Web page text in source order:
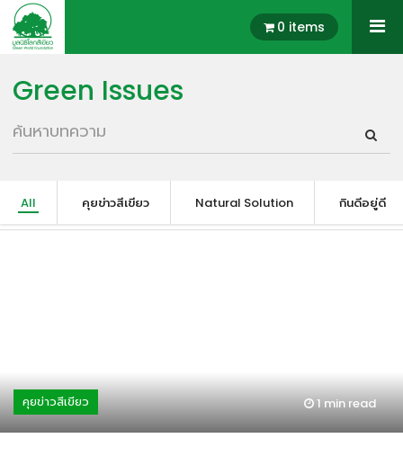
0 items
Green Issues
All คุยข่าวสีเขียว Natural Solution กินดีอยู่ดี
คุยข่าวสีเขียว 1 minread